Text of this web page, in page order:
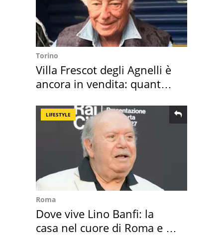
Torino
Villa Frescot degli Agnelli è
ancora in vendita: quanto
LIFESTYLE
Roma
Dove vive Lino Banfi: la
casa nel cuore di Roma e i